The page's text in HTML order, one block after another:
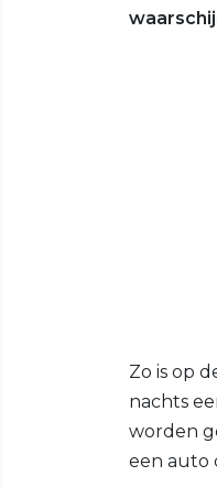
Zo is op
nachts
worden
een auto